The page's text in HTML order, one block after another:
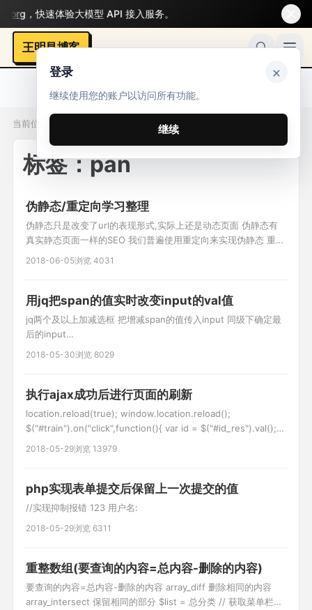
登录 ×
继续使用您的账户以访问所有功能。
继续
，快速体验大模型 API 接入服务。
王明昌博客
当前位置：标签 / pan
标签：pan
伪静态/重定向学习整理
伪静态只是改变了url的表现形式,实际上还是动态页面 伪静态有
真实静态页面一样的SEO 我们普遍使用重定向来实现伪静态 重定
向 http协议中的3XX(主要有302/303) 例: 1.修改apache配置文
2018-06-05浏览 4031
用jq把span的值实时改变input的val值
jq两个及以上加减选框 把增减span的值传入input 同级下确定最
后的input
$(this).parent('.number').children("input").last().val(mm);
2018-05-30浏览 8029
执行ajax成功后进行页面的刷新
location.reload(true); window.location.reload();
$("#train").on("click",function(){ var id = $("#id_res").val();
var is_ok = $("#is_ok").val(); var type = 'caiji_train'; //异步获
2018-05-29浏览 13979
php实现表单提交后保留上一次提交的值
//实现抑制报错 123 用户名:
2018-05-29浏览 6311
重整数组(要查询的内容=总内容-删除的内容)
要查询的内容=总内容-删除的内容 array_diff 删除相同的内容
array_intersect 保留相同的部分 $list = 总分类 // 获取菜单栏目